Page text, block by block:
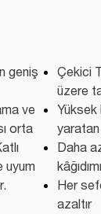
geniş
ve
orta
uyum
Çekici
üzere
Yüksek
yaratan
Daha
Her
azaltır